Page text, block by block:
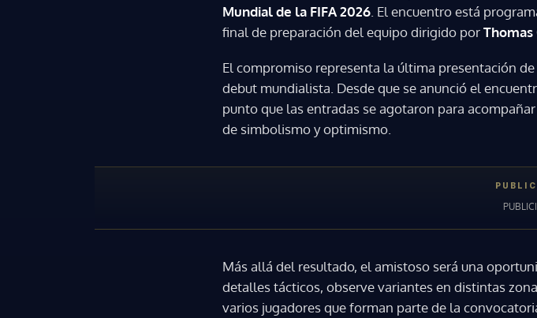
Mundial de la FIFA 2026 . El encuentro está
final de preparación del equipo dirigido porThomas
El compromiso representa la última presentación
debut mundialista. Desde que se anunció el
punto que las entradas se agotaron para
de simbolismo y optimismo.
Más allá del resultado, el amistoso será una
detalles tácticos, observe variantes en distintas
varios jugadores que forman parte de la